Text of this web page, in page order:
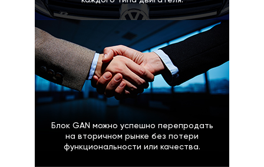
Блок GAN можно успешно перепродать
на вторичном рынке без потери
функциональности или качества.